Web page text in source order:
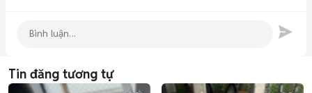
Tin đăng tương tự